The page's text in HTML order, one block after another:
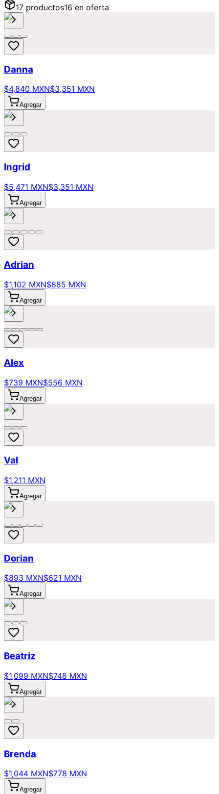
17 productos16 en oferta
Danna
$4,840 MXN$3,351 MXN
Agregar
Ingrid
$5,471 MXN$3,351 MXN
Agregar
Adrian
$1,102 MXN$885 MXN
Agregar
Alex
$739 MXN$556 MXN
Agregar
Val
$1,211 MXN
Agregar
Dorian
$893 MXN$621 MXN
Agregar
Beatriz
$1,099 MXN$748 MXN
Agregar
Brenda
$1,044 MXN$778 MXN
Agregar